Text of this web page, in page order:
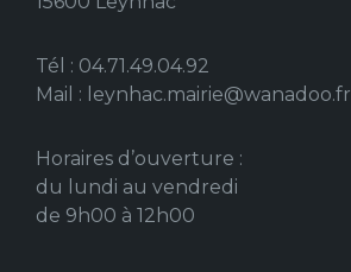
Tél : 04.71.49.04.92
Mail : leynhac.mairie@wanadoo.fr
Horaires d’ouverture :
du lundi au vendredi
de 9h00 à 12h00